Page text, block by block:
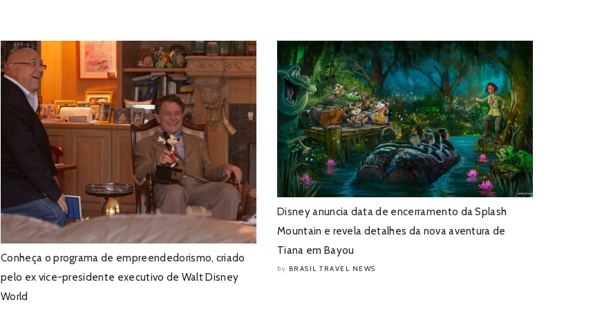
Conheça o programa de empreendedorismo, criado
pelo ex vice-presidente executivo de Walt Disney
World
Disney anuncia data de encerramento da Splash
Mountain e revela detalhes da nova aventura de
Tiana em Bayou
by BRASIL TRAVEL NEWS